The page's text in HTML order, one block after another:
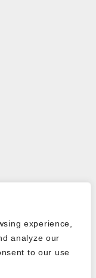
experience,
analyze our
to our use